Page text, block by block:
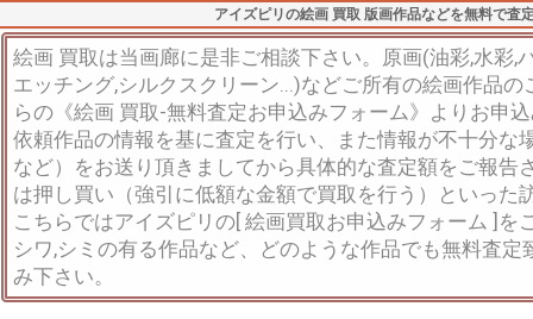
アイズピリの絵画 買取 版画作品などを無料で査
絵画 買取は当画廊に是非ご相談下さい。原画(油彩,水彩,
エッチング,シルクスクリーン...)などご所有の絵画作品
らの《絵画 買取-無料査定お申込みフォーム》よりお申
依頼作品の情報を基に査定を行い、また情報が不十分な
など）をお送り頂きましてから具体的な査定額をご報告
は押し買い（強引に低額な金額で買取を行う）といった
こちらではアイズピリの[ 絵画買取お申込みフォーム ]を
シワ,シミの有る作品など、どのような作品でも無料査
み下さい。